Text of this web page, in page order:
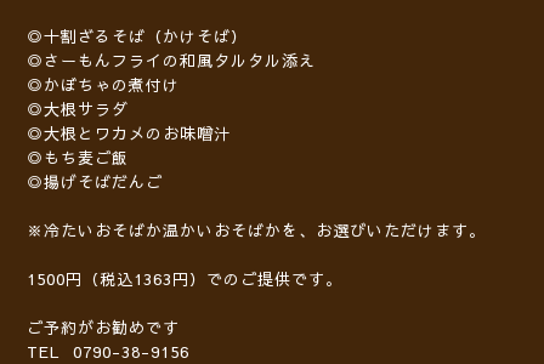
◎十割ざるそば（かけそば）
◎さーもんフライの和風タルタル添え
◎かぼちゃの煮付け
◎大根サラダ
◎大根とワカメのお味噌汁
◎もち麦ご飯
◎揚げそばだんご
※冷たいおそばか温かいおそばかを、お選びいただけます。
1500円（税込1363円）でのご提供です。
ご予約がお勧めです
TEL 0790-38-9156